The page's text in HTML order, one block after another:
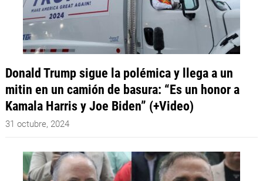
Donald Trump sigue la polémica y llega a un
mitin en un camión de basura: “Es un honor a
Kamala Harris y Joe Biden” (+Video)
31 octubre, 2024